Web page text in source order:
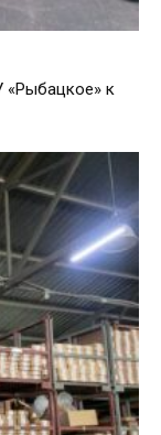
«Рыбацкое» к